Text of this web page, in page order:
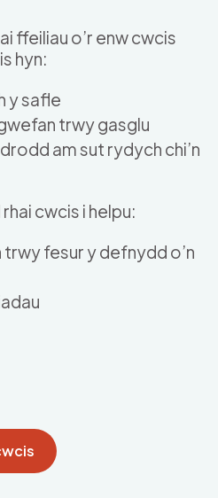
ffeiliau o’r enw cwcis
hyn:
y safle
trwy gasglu
am sut rydych chi’n
cwcis i helpu:
fesur y defnydd o’n